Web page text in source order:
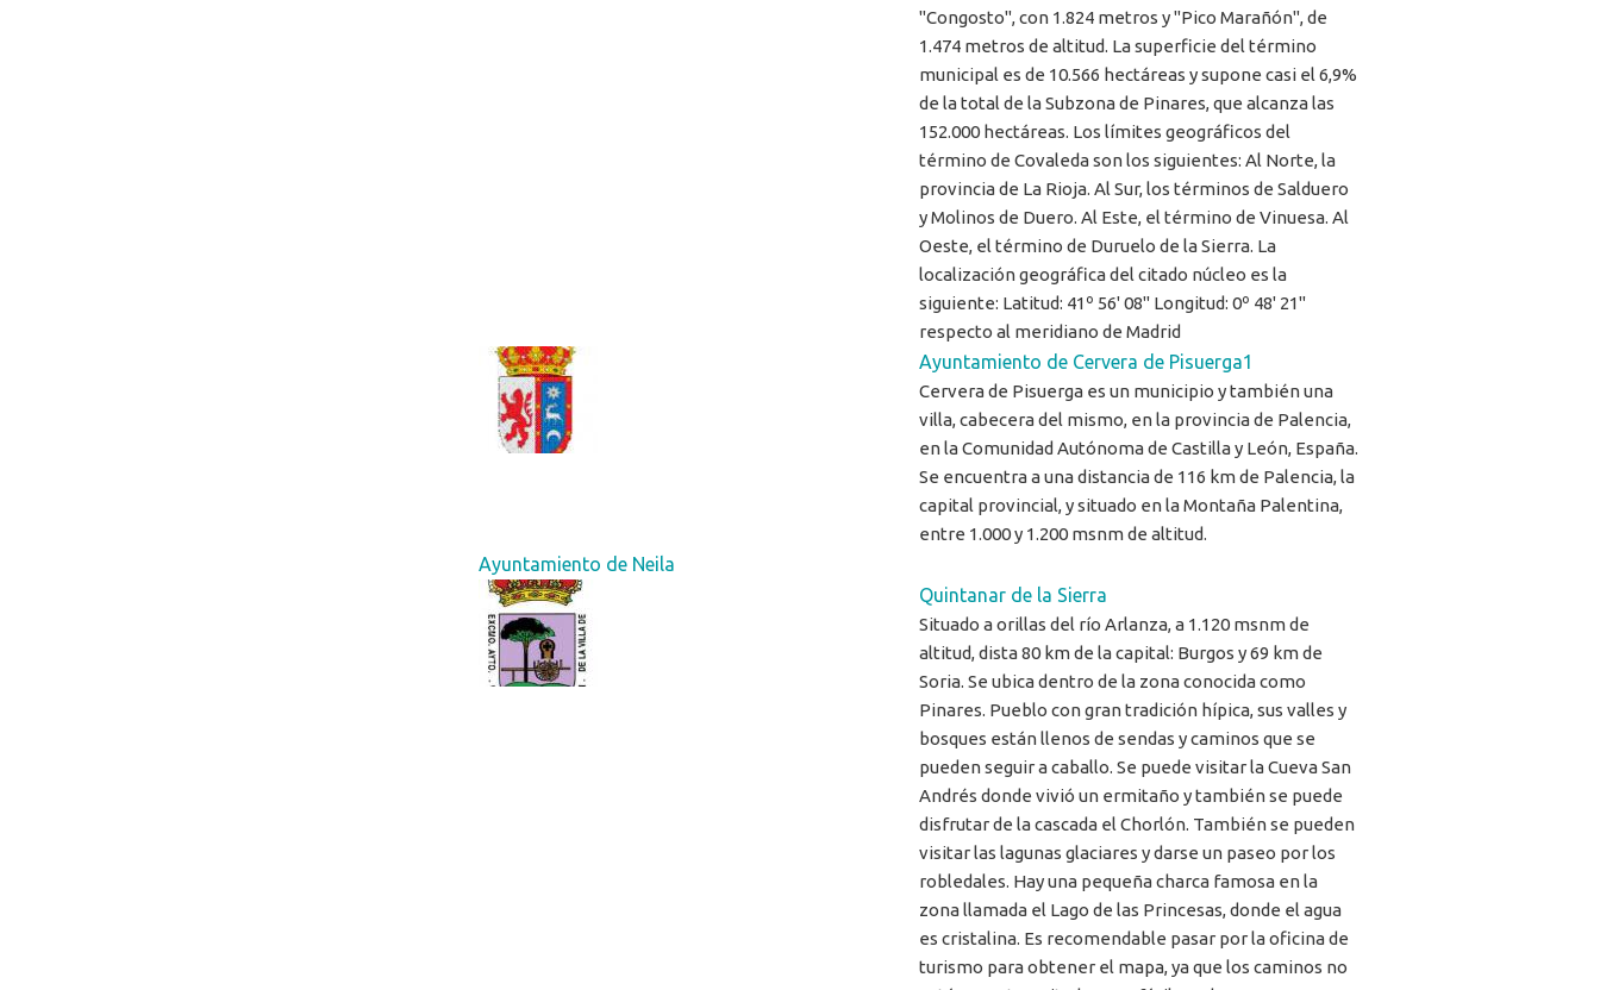
"Congosto", con 1.824 metros y "Pico Marañón", de
1.474 metros de altitud. La superficie del término
municipal es de 10.566 hectáreas y supone casi el 6,9%
de la total de la Subzona de Pinares, que alcanza las
152.000 hectáreas. Los límites geográficos del
término de Covaleda son los siguientes: Al Norte, la
provincia de La Rioja. Al Sur, los términos de Salduero
y Molinos de Duero. Al Este, el término de Vinuesa. Al
Oeste, el término de Duruelo de la Sierra. La
localización geográfica del citado núcleo es la
siguiente: Latitud: 41º 56' 08'' Longitud: 0º 48' 21''
respecto al meridiano de Madrid
Ayuntamiento de Cervera de Pisuerga1
Cervera de Pisuerga es un municipio y también una
villa, cabecera del mismo, en la provincia de Palencia,
en la Comunidad Autónoma de Castilla y León, España.
Se encuentra a una distancia de 116 km de Palencia, la
capital provincial, y situado en la Montaña Palentina,
entre 1.000 y 1.200 msnm de altitud.
Ayuntamiento de Neila
Quintanar de la Sierra
Situado a orillas del río Arlanza, a 1.120 msnm de
altitud, dista 80 km de la capital: Burgos y 69 km de
Soria. Se ubica dentro de la zona conocida como
Pinares. Pueblo con gran tradición hípica, sus valles y
bosques están llenos de sendas y caminos que se
pueden seguir a caballo. Se puede visitar la Cueva San
Andrés donde vivió un ermitaño y también se puede
disfrutar de la cascada el Chorlón. También se pueden
visitar las lagunas glaciares y darse un paseo por los
robledales. Hay una pequeña charca famosa en la
zona llamada el Lago de las Princesas, donde el agua
es cristalina. Es recomendable pasar por la oficina de
turismo para obtener el mapa, ya que los caminos no